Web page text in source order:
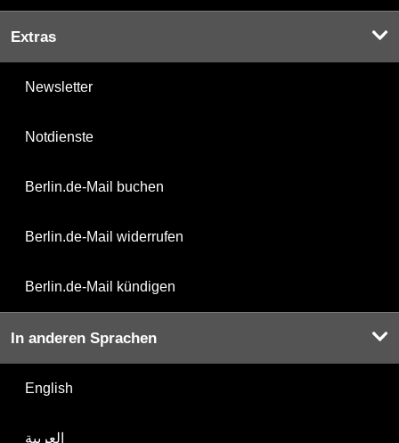
Extras
Newsletter
Notdienste
Berlin.de-Mail buchen
Berlin.de-Mail widerrufen
Berlin.de-Mail kündigen
In anderen Sprachen
English
العربية